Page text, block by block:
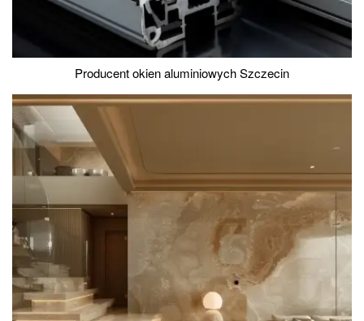
Producent okien aluminiowych Szczecin